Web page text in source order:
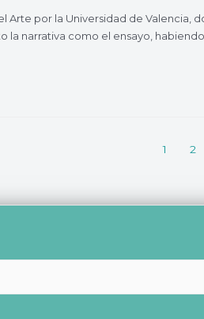
Arte por la Universidad de
narrativa como el ensayo,
1 2